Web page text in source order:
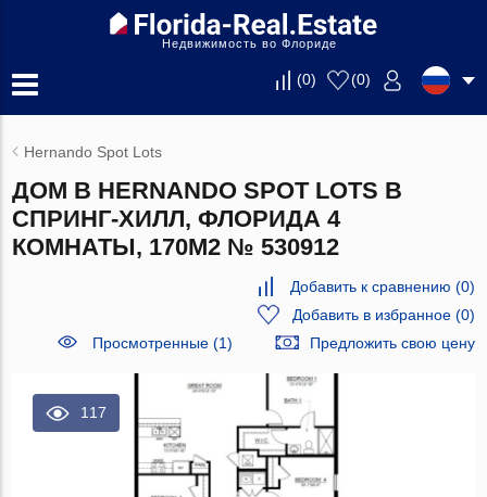
Недвижимость во Флориде
(0) (0)
Hernando Spot Lots
ДОМ В HERNANDO SPOT LOTS В
СПРИНГ-ХИЛЛ, ФЛОРИДА 4
КОМНАТЫ, 170М2 № 530912
Добавить к сравнению (0)
Добавить в избранное(0)
Просмотренные (1)
Предложить свою цену
117